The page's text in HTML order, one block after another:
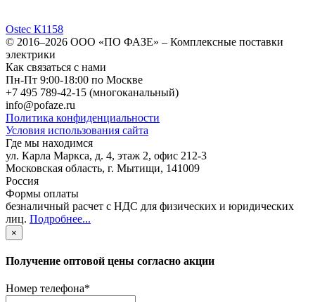
Ostec К1158
© 2016–2026 ООО «ПО ФАЗЕ» – Комплексные поставки
электрики
Как связаться с нами
Пн-Пт 9:00-18:00 по Москве
+7 495 789-42-15 (многоканальный)
info@pofaze.ru
Политика конфиденциальности
Условия использования сайта
Где мы находимся
ул. Карла Маркса, д. 4, этаж 2, офис 212-3
Московская область, г. Мытищи, 141009
Россия
Формы оплаты
безналичный расчет с НДС для физических и юридических
лиц. Подробнее...
×
Получение оптовой цены согласно акции
Номер телефона*